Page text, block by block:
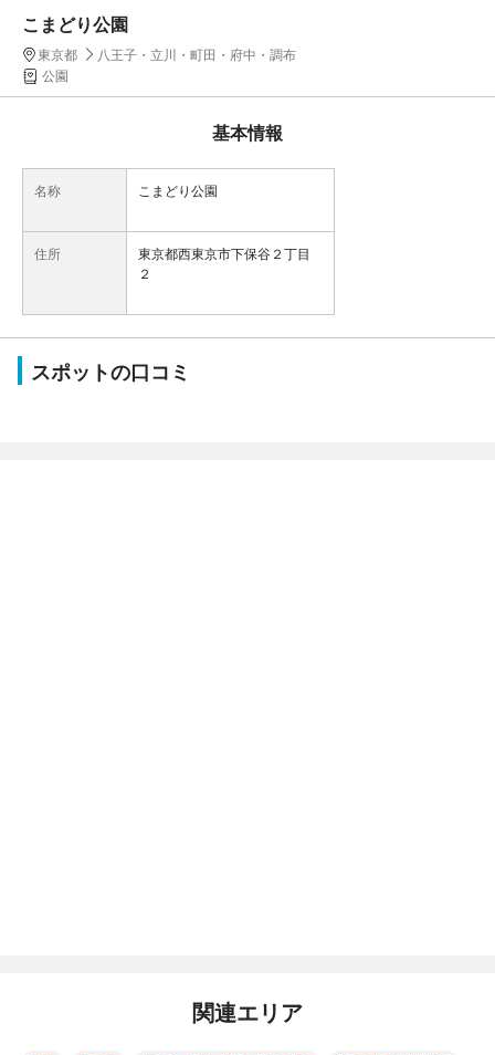
こまどり公園
東京都
八王子・立川・町田・府中・調布
公園
基本情報
名称 こまどり公園
住所
東京都西東京市下保谷２丁目
２
スポットの口コミ
関連エリア